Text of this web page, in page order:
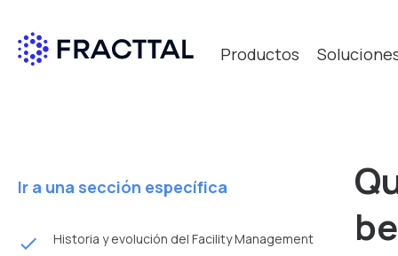
Productos
Ir a una sección específica
done Historia y evolución del Facility Management